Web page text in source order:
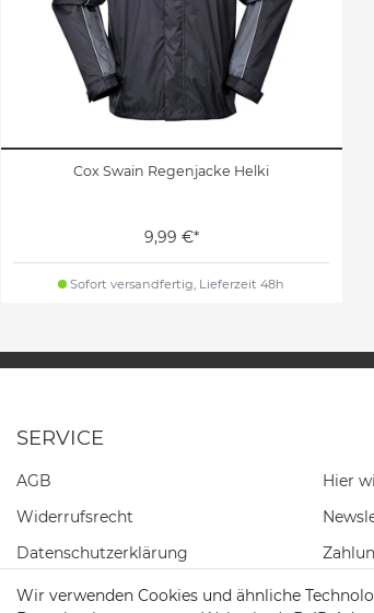
Cox Swain Regenjacke Helki
9,99 €*
Sofort versandfertig, Lieferzeit 48h
SERVICE
AGB
Widerrufs­recht
Daten­schutz­erklärung
Impressum
Hier
Wir verwenden Cookies und ähnliche